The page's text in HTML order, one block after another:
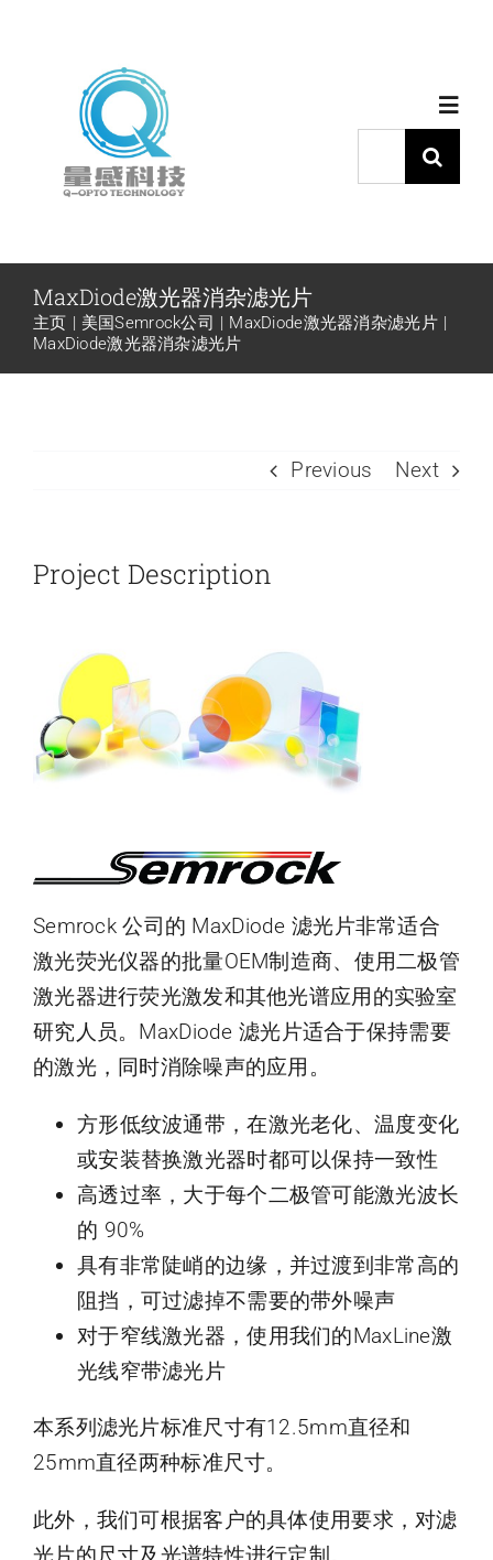
产品中心
代理品牌
新闻和活动
联系我们
索：
MaxDiode激光器消杂滤光片
主页 美国Semrock公司
MaxDiode激光器消杂滤光片
MaxDiode激光器消杂滤光片
Previous Next
Project Description
Semrock 公司的 MaxDiode 滤光片非常适合
激光荧光仪器的批量OEM制造商、使用二极管
激光器进行荧光激发和其他光谱应用的实验室
研究人员。MaxDiode 滤光片适合于保持需要
的激光，同时消除噪声的应用。
方形低纹波通带，在激光老化、温度变化
或安装替换激光器时都可以保持一致性
高透过率，大于每个二极管可能激光波长
的 90%
具有非常陡峭的边缘，并过渡到非常高的
阻挡，可过滤掉不需要的带外噪声
对于窄线激光器，使用我们的MaxLine激
光线窄带滤光片
本系列滤光片标准尺寸有12.5mm直径和
25mm直径两种标准尺寸。
此外，我们可根据客户的具体使用要求，对滤
光片的尺寸及光谱特性进行定制。